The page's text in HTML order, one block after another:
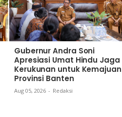
Gubernur Andra Soni
Apresiasi Umat Hindu Jaga
Kerukunan untuk Kemajuan
Provinsi Banten
Aug 05, 2026 - Redaksi